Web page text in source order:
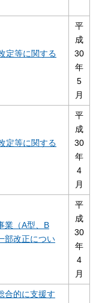
定等に関する
平
成
30
年
5
月
定等に関する
平
成
30
年
4
月
業（A型、B
部改正につい
平
成
30
年
4
月
合的に支援す